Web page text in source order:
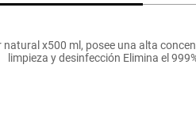
x500 ml, posee una alta
limpieza y desinfección Elimina el